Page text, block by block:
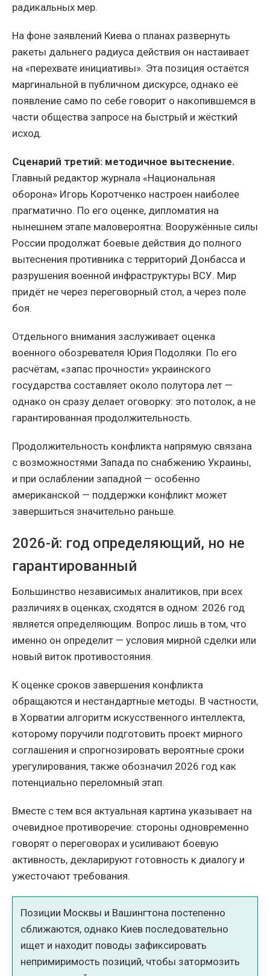
радикальных мер.
На фоне заявлений Киева о планах развернуть
ракеты дальнего радиуса действия он настаивает
на «перехвате инициативы». Эта позиция остаётся
маргинальной в публичном дискурсе, однако её
появление само по себе говорит о накопившемся в
части общества запросе на быстрый и жёсткий
исход.
Сценарий третий: методичное вытеснение.
Главный редактор журнала «Национальная
оборона» Игорь Коротченко настроен наиболее
прагматично. По его оценке, дипломатия на
нынешнем этапе маловероятна: Вооружённые силы
России продолжат боевые действия до полного
вытеснения противника с территорий Донбасса и
разрушения военной инфраструктуры ВСУ. Мир
придёт не через переговорный стол, а через поле
боя.
Отдельного внимания заслуживает оценка
военного обозревателя Юрия Подоляки. По его
расчётам, «запас прочности» украинского
государства составляет около полутора лет —
однако он сразу делает оговорку: это потолок, а не
гарантированная продолжительность.
Продолжительность конфликта напрямую связана
с возможностями Запада по снабжению Украины,
и при ослаблении западной — особенно
американской — поддержки конфликт может
завершиться значительно раньше.
2026-й: год определяющий, но не
гарантированный
Большинство независимых аналитиков, при всех
различиях в оценках, сходятся в одном: 2026 год
является определяющим. Вопрос лишь в том, что
именно он определит — условия мирной сделки или
новый виток противостояния.
К оценке сроков завершения конфликта
обращаются и нестандартные методы. В частности,
в Хорватии алгоритм искусственного интеллекта,
которому поручили подготовить проект мирного
соглашения и спрогнозировать вероятные сроки
урегулирования, также обозначил 2026 год как
потенциально переломный этап.
Вместе с тем вся актуальная картина указывает на
очевидное противоречие: стороны одновременно
говорят о переговорах и усиливают боевую
активность, декларируют готовность к диалогу и
ужесточают требования.
Позиции Москвы и Вашингтона постепенно
сближаются, однако Киев последовательно
ищет и находит поводы зафиксировать
непримиримость позиций, чтобы затормозить